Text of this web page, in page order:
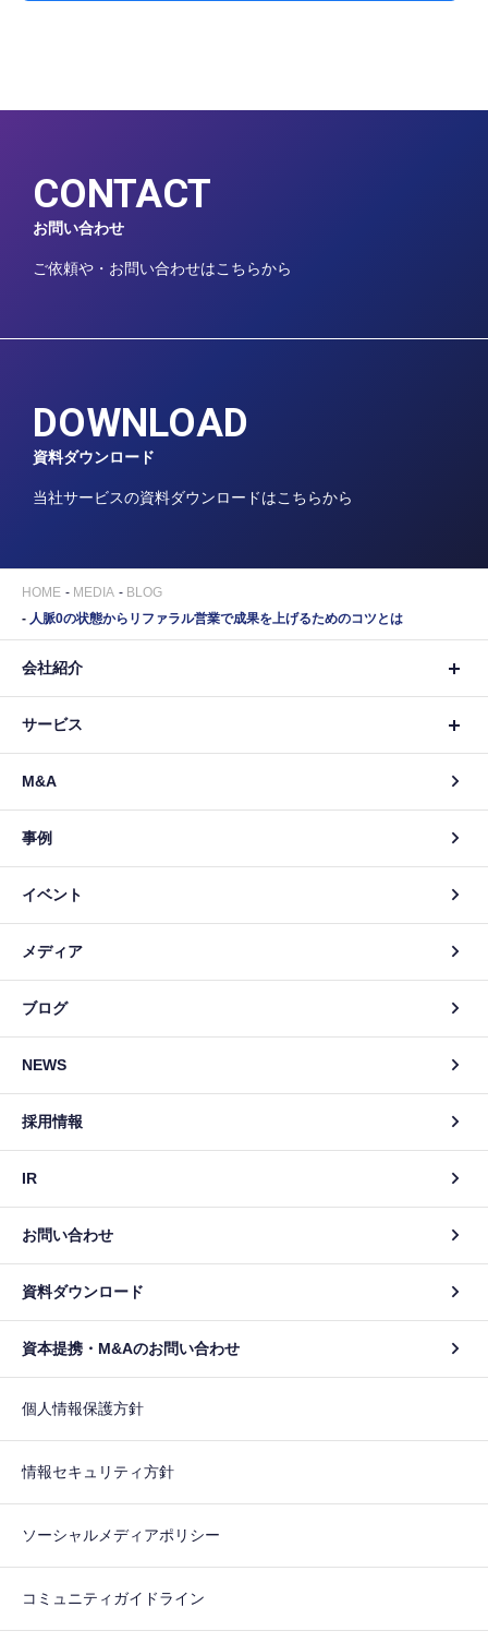
CONTACT
お問い合わせ
ご依頼や・お問い合わせはこちらから
DOWNLOAD
資料ダウンロード
当社サービスの資料ダウンロードはこちらから
HOME MEDIA
BLOG
人脈0の状態からリファラル営業で成果を上げるためのコツとは
会社紹介
サービス
M&A
事例
イベント
メディア
ブログ
NEWS
採用情報
IR
お問い合わせ
資料ダウンロード
資本提携・M&Aのお問い合わせ
個人情報保護方針
情報セキュリティ方針
ソーシャルメディアポリシー
コミュニティガイドライン